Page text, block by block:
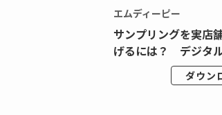
エムディーピー
サンプリングを実店
げるには？ デジタ
ダウン